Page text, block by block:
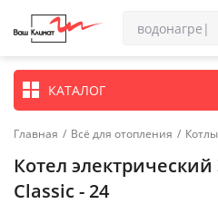
КАТАЛОГ
Главная / Всё для отопления /
Котел
Classic - 24